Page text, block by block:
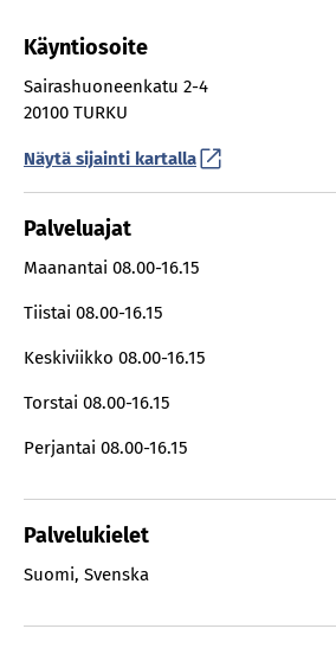
Käyntiosoite
Sairashuoneenkatu 2-4
20100 TURKU
Näytä sijainti kartalla
Palveluajat
Maanantai 08.00-16.15
Tiistai 08.00-16.15
Keskiviikko 08.00-16.15
Torstai 08.00-16.15
Perjantai 08.00-16.15
Palvelukielet
Suomi, Svenska